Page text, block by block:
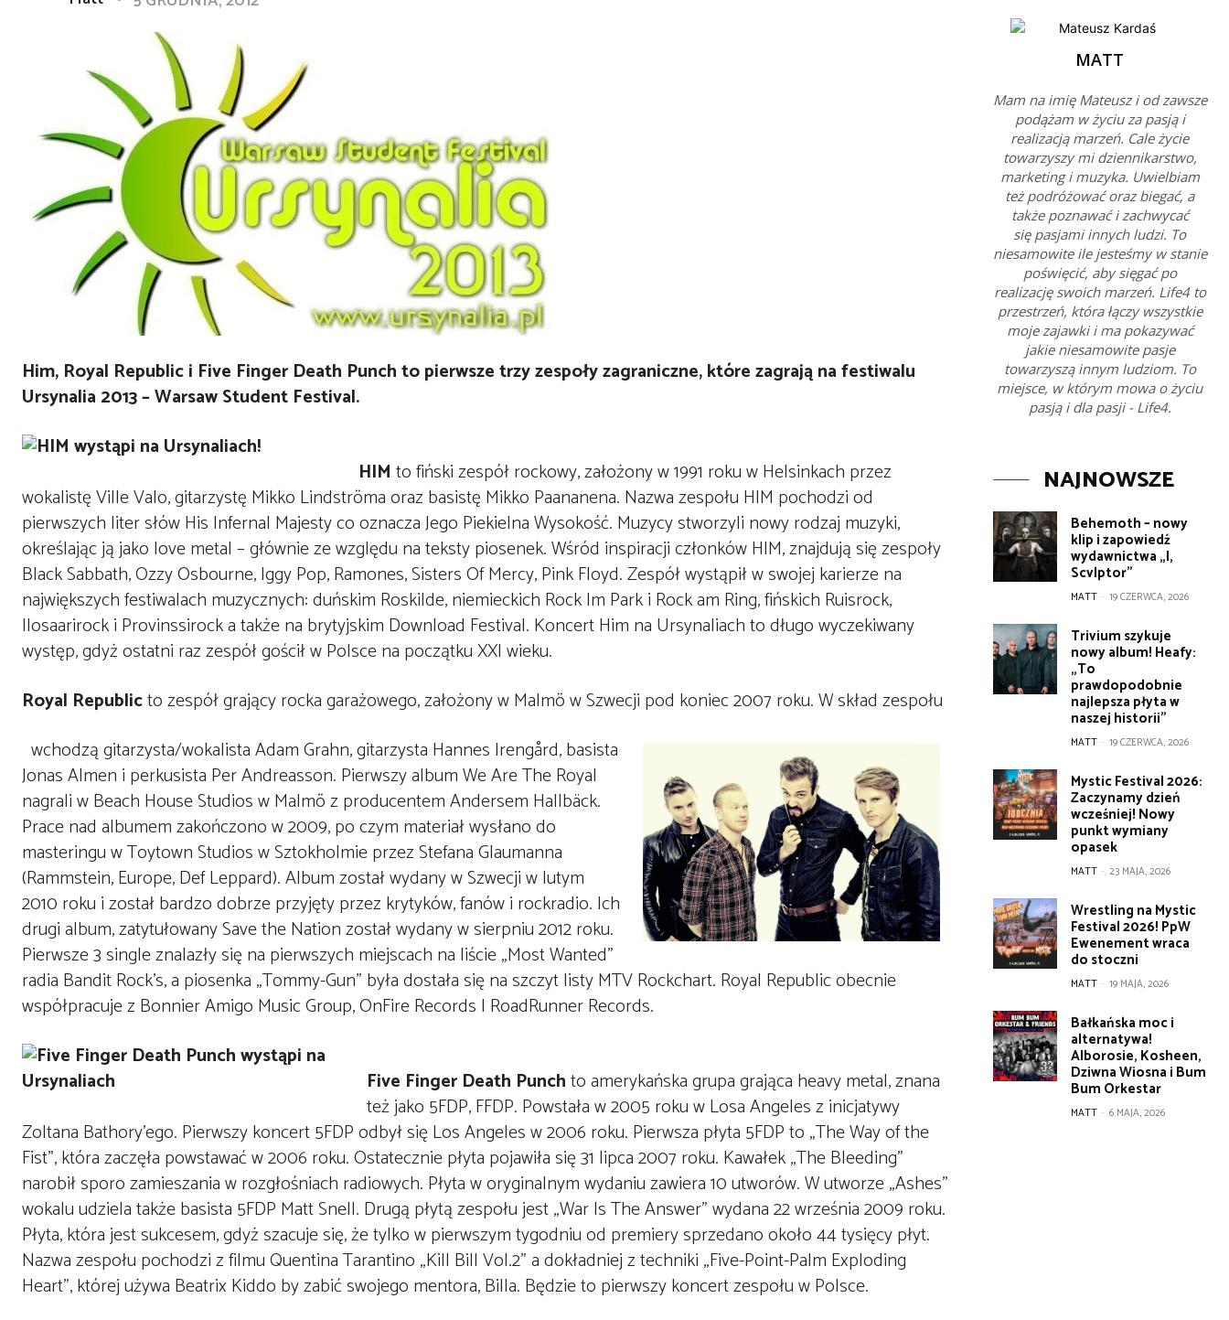
Him, Royal Republic i Five Finger Death Punch to pierwsze trzy zespoły zagraniczne, które zagrają na festiwalu
Ursynalia 2013 – Warsaw Student Festival.
HIM to fiński zespół rockowy, założony w 1991 roku w Helsinkach przez
wokalistę Ville Valo, gitarzystę Mikko Lindströma oraz basistę Mikko Paananena. Nazwa zespołu HIM pochodzi od
pierwszych liter słów His Infernal Majesty co oznacza Jego Piekielna Wysokość. Muzycy stworzyli nowy rodzaj muzyki,
określając ją jako love metal – głównie ze względu na teksty piosenek. Wśród inspiracji członków HIM, znajdują się zespoły
Black Sabbath, Ozzy Osbourne, Iggy Pop, Ramones, Sisters Of Mercy, Pink Floyd. Zespół wystąpił w swojej karierze na
największych festiwalach muzycznych: duńskim Roskilde, niemieckich Rock Im Park i Rock am Ring, fińskich Ruisrock,
Ilosaarirock i Provinssirock a także na brytyjskim Download Festival. Koncert Him na Ursynaliach to długo wyczekiwany
występ, gdyż ostatni raz zespół gościł w Polsce na początku XXI wieku.
Royal Republicto zespół grający rocka garażowego, założony w Malmö w Szwecji pod koniec 2007 roku. W skład zespołu
wchodzą gitarzysta/wokalista Adam Grahn, gitarzysta Hannes Irengård, basista
Jonas Almen i perkusista Per Andreasson. Pierwszy album We Are The Royal
nagrali w Beach House Studios w Malmö z producentem Andersem Hallbäck.
Prace nad albumem zakończono w 2009, po czym materiał wysłano do
masteringu w Toytown Studios w Sztokholmie przez Stefana Glaumanna
(Rammstein, Europe, Def Leppard). Album został wydany w Szwecji w lutym
2010 roku i został bardzo dobrze przyjęty przez krytyków, fanów i rockradio. Ich
drugi album, zatytułowany Save the Nation został wydany w sierpniu 2012 roku.
Pierwsze 3 single znalazły się na pierwszych miejscach na liście „Most Wanted”
radia Bandit Rock’s, a piosenka „Tommy-Gun” była dostała się na szczyt listy MTV Rockchart. Royal Republic obecnie
współpracuje z Bonnier Amigo Music Group, OnFire Records I RoadRunner Records.
Five Finger Death Punchto amerykańska grupa grająca heavy metal, znana
też jako 5FDP, FFDP. Powstała w 2005 roku w Losa Angeles z inicjatywy
Zoltana Bathory’ego. Pierwszy koncert 5FDP odbył się Los Angeles w 2006 roku. Pierwsza płyta 5FDP to „The Way of the
Fist”, która zaczęła powstawać w 2006 roku. Ostatecznie płyta pojawiła się 31 lipca 2007 roku. Kawałek „The Bleeding”
narobił sporo zamieszania w rozgłośniach radiowych. Płyta w oryginalnym wydaniu zawiera 10 utworów. W utworze „Ashes”
wokalu udziela także basista 5FDP Matt Snell. Drugą płytą zespołu jest „War Is The Answer” wydana 22 września 2009 roku.
Płyta, która jest sukcesem, gdyż szacuje się, że tylko w pierwszym tygodniu od premiery sprzedano około 44 tysięcy płyt.
Nazwa zespołu pochodzi z filmu Quentina Tarantino „Kill Bill Vol.2” a dokładniej z techniki „Five-Point-Palm Exploding
Heart”, której używa Beatrix Kiddo by zabić swojego mentora, Billa. Będzie to pierwszy koncert zespołu w Polsce.
MATT
Mam na imię Mateusz i od zawsze
podążam w życiu za pasją i
realizacją marzeń. Cale życie
towarzyszy mi dziennikarstwo,
marketing i muzyka. Uwielbiam
też podróżować oraz biegać, a
także poznawać i zachwycać
się pasjami innych ludzi. To
niesamowite ile jesteśmy w stanie
poświęcić, aby sięgać po
realizację swoich marzeń. Life4 to
przestrzeń, która łączy wszystkie
moje zajawki i ma pokazywać
jakie niesamowite pasje
towarzyszą innym ludziom. To
miejsce, w którym mowa o życiu
pasją i dla pasji - Life4.
NAJNOWSZE
Behemoth – nowy
klip i zapowiedź
wydawnictwa „I,
Scvlptor”
MATT - 19 CZERWCA, 2026
Trivium szykuje
nowy album! Heafy:
„To
prawdopodobnie
najlepsza płyta w
naszej historii”
MATT - 19 CZERWCA, 2026
Mystic Festival 2026:
Zaczynamy dzień
wcześniej! Nowy
punkt wymiany
opasek
MATT - 23 MAJA, 2026
Wrestling na Mystic
Festival 2026! PpW
Ewenement wraca
do stoczni
MATT - 19 MAJA, 2026
Bałkańska moc i
alternatywa!
Alborosie, Kosheen,
Dziwna Wiosna i Bum
Bum Orkestar
MATT - 6 MAJA, 2026